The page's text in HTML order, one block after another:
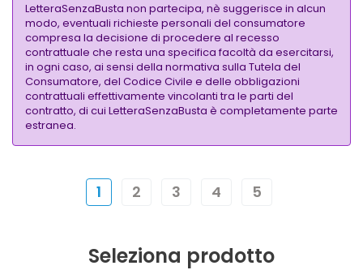
LetteraSenzaBusta non partecipa, nè suggerisce in alcun
modo, eventuali richieste personali del consumatore
compresa la decisione di procedere al recesso
contrattuale che resta una specifica facoltà da esercitarsi,
in ogni caso, ai sensi della normativa sulla Tutela del
Consumatore, del Codice Civile e delle obbligazioni
contrattuali effettivamente vincolanti tra le parti del
contratto, di cui LetteraSenzaBusta è completamente parte
estranea.
1 2 3 4 5
Seleziona prodotto